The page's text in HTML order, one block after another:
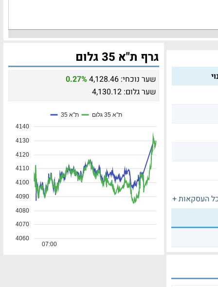
העסקאות +
גרף ת"א 35 גלום
שער נוכחי: 4,128.46
0.27%
שער גלום: 4,130.12